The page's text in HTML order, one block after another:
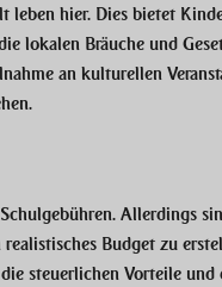
leben hier. Dies bietet
lokalen Bräuche und
an kulturellen
Allerdings
Budget zu
steuerlichen Vorteile und